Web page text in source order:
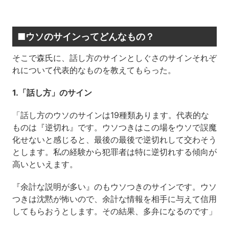
■ウソのサインってどんなもの？
そこで森氏に、話し方のサインとしぐさのサインそれぞ
れについて代表的なものを教えてもらった。
1.「話し方」のサイン
「話し方のウソのサインは19種類あります。代表的な
ものは『逆切れ』です。ウソつきはこの場をウソで誤魔
化せないと感じると、最後の最後で逆切れして交わそう
とします。私の経験から犯罪者は特に逆切れする傾向が
高いといえます。
『余計な説明が多い』のもウソつきのサインです。ウソ
つきは沈黙が怖いので、余計な情報を相手に与えて信用
してもらおうとします。その結果、多弁になるのです」